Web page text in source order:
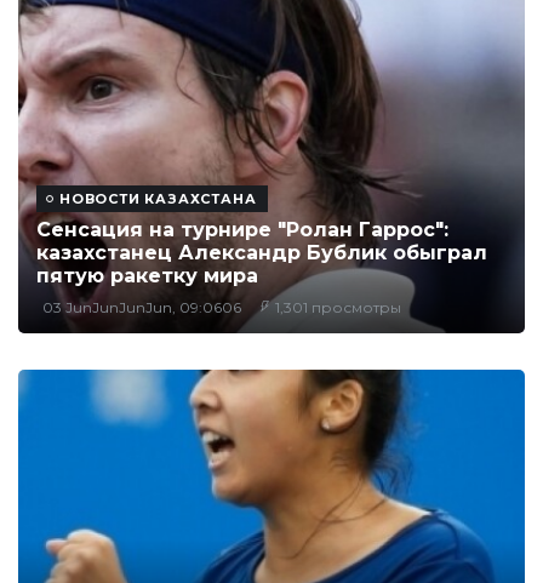
НОВОСТИ КАЗАХСТАНА
Сенсация на турнире "Ролан Гаррос":
казахстанец Александр Бублик обыграл
пятую ракетку мира
03 JunJunJunJun, 09:0606 1,301 просмотры